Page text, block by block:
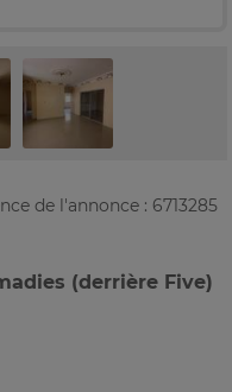
de l'annonce : 6713285
(derrière Five)